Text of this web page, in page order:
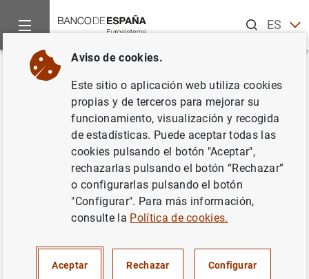
ESEN
Inicio Publicaciones
Volver
An estimation of the default
probabilities of Spanish non-
financial corporations and their
application to evaluate public
policies
Aviso de cookies.
Este sitio o aplicación web utiliza cookies
propias y de terceros para mejorar su
funcionamiento, visualización y recogida
de estadísticas. Puede aceptar todas las
cookies pulsando el botón "Aceptar",
rechazarlas pulsando el botón “Rechazar”
o configurarlas pulsando el botón
"Configurar". Para más información,
consulte la Política de cookies.
Aceptar Rechazar Configurar